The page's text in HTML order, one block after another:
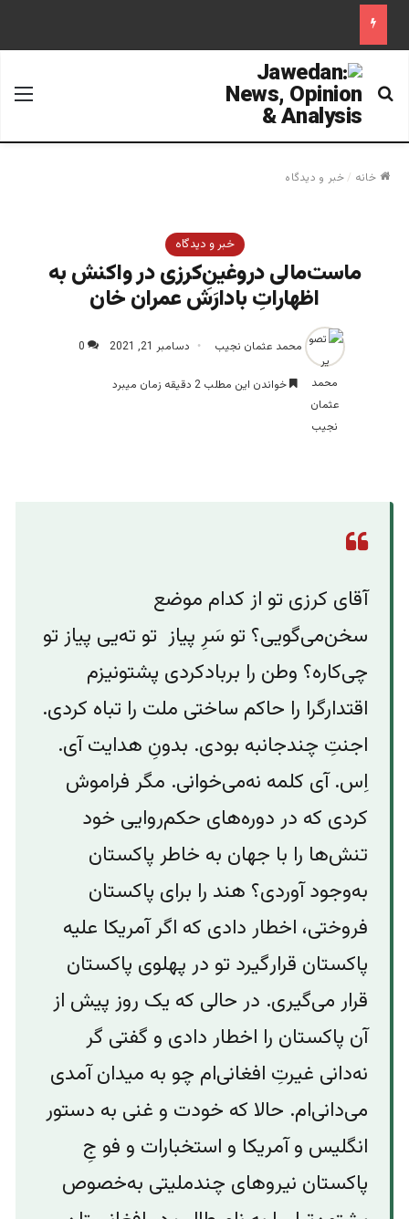
جستجو برای
خانه /خبر و دیدگاه
خبر و دیدگاه
ماست‌مالی دروغینِ‌کرزی در واکنش به
اظهاراتِ بادارَش عمران خان
محمد عثمان نجیب دسامبر 21, 2021 0
خواندن این مطلب 2 دقیقه زمان میبرد
عثمان نجیب نماینده میان
آقای کرزی تو از کدام موضع
سخن‌می‌گویی؟ تو سَرِ پیاز تو ته‌یی پیاز تو
چی‌کاره؟ وطن را برباد‌کردی پشتونیزم
اقتدارگرا را حاکم ساختی ملت را تباه کردی.
اجنتِ چند‌جانبه‌ بودی.‌ بدونِ‌ هدایت آی.
اِس.‌ آی کلمه‌ نه‌می‌خوانی. مگر فراموش
کردی که در دوره‌‌های حکم‌روایی خو‌د
تنش‌ها را با جهان به خاطر پاکستان
به‌وجود آوردی؟ هند را برای پاکستان
فروختی، اخطار دادی که اگر آمریکا علیه
پاکستان قرار‌گیرد تو در پهلوی پاکستان
قرار می‌گیری. در حالی که یک روز پیش از
آن پاکستان را اخطار دادی و گفتی گر
نه‌دانی غیرتِ افغانی‌ام چو به میدان آمدی
می‌دانی‌ام. حالا که خودت و غنی به دستور
انگلیس و آمریکا و استخبارات ‌و فو جِ‌
پاکستان نیرو‌های چندملیتی به‌خصوص